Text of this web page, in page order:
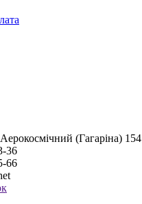
(Гагаріна) 154
36
66